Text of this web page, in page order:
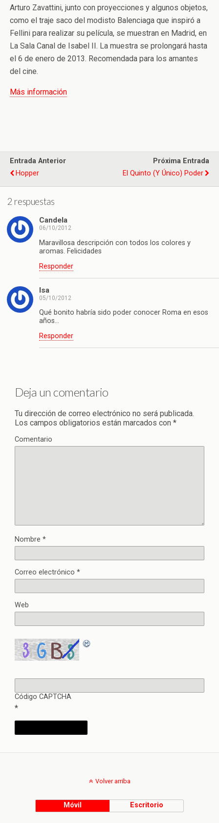
Arturo Zavattini, junto con proyecciones y algunos objetos,
como el traje saco del modisto Balenciaga que inspiró a
Fellini para realizar su película, se muestran en Madrid, en
La Sala Canal de Isabel II. La muestra se prolongará hasta
el 6 de enero de 2013. Recomendada para los amantes
del cine.
Más información
Entrada Anterior
Hopper
Próxima Entrada
El Quinto (y Único) Poder
2 respuestas
Candela
06/10/2012
Maravillosa descripción con todos los colores y
aromas. Felicidades
Responder
Isa
05/10/2012
Qué bonito habría sido poder conocer Roma en esos
años…
Responder
Deja un comentario
Tu dirección de correo electrónico no será publicada.
Los campos obligatorios están marcados con *
Comentario
Nombre *
Correo electrónico *
Web
Código CAPTCHA
*
Volver arriba
Móvil Escritorio